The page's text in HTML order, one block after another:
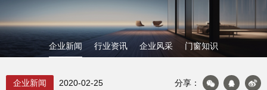
企业新闻 行业资讯 企业风采 门窗知识
企业新闻 2020-02-25 分享：